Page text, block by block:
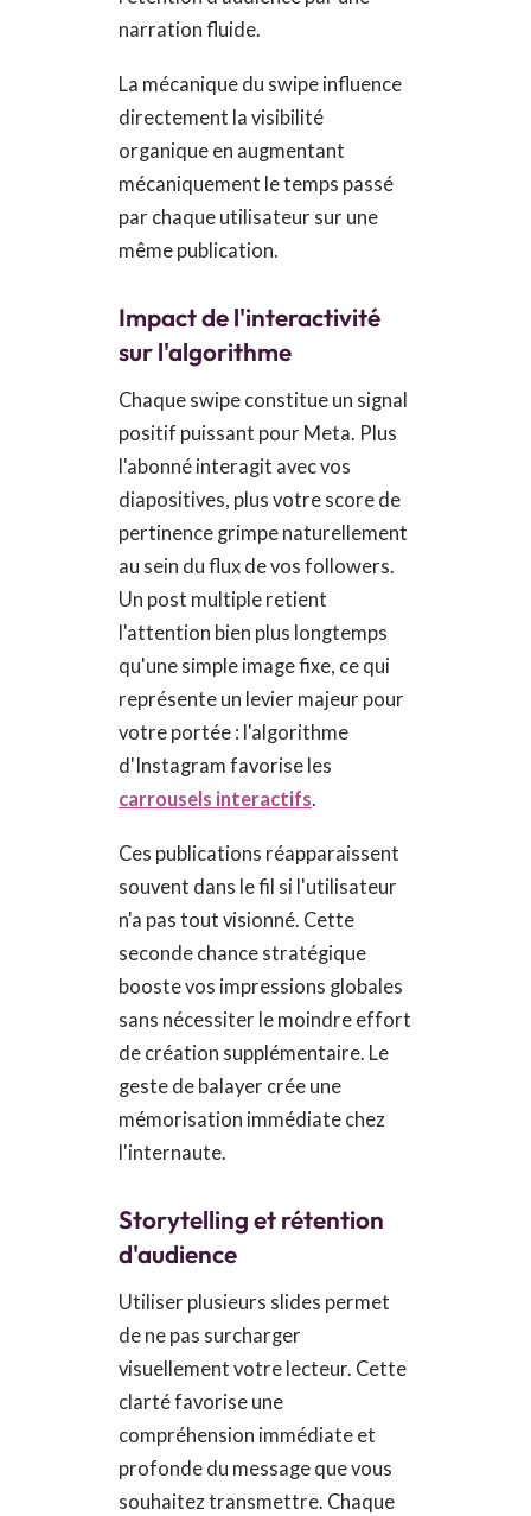
narration fluide.
La mécanique du swipe influence
directement la visibilité
organique en augmentant
mécaniquement le temps passé
par chaque utilisateur sur une
même publication.
Impact de l'interactivité
sur l'algorithme
Chaque swipe constitue un signal
positif puissant pour Meta. Plus
l'abonné interagit avec vos
diapositives, plus votre score de
pertinence grimpe naturellement
au sein du flux de vos followers.
Un post multiple retient
l'attention bien plus longtemps
qu'une simple image fixe, ce qui
représente un levier majeur pour
votre portée : l'algorithme
d'Instagram favorise les
carrousels interactifs.
Ces publications réapparaissent
souvent dans le fil si l'utilisateur
n'a pas tout visionné. Cette
seconde chance stratégique
booste vos impressions globales
sans nécessiter le moindre effort
de création supplémentaire. Le
geste de balayer crée une
mémorisation immédiate chez
l'internaute.
Storytelling et rétention
d'audience
Utiliser plusieurs slides permet
de ne pas surcharger
visuellement votre lecteur. Cette
clarté favorise une
compréhension immédiate et
profonde du message que vous
souhaitez transmettre. Chaque